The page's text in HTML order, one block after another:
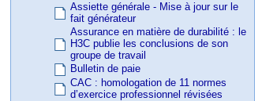
Assiette générale - Mise à jour sur le
fait générateur
Assurance en matière de durabilité : le
H3C publie les conclusions de son
groupe de travail
Bulletin de paie
CAC : homologation de 11 normes
d’exercice professionnel révisées